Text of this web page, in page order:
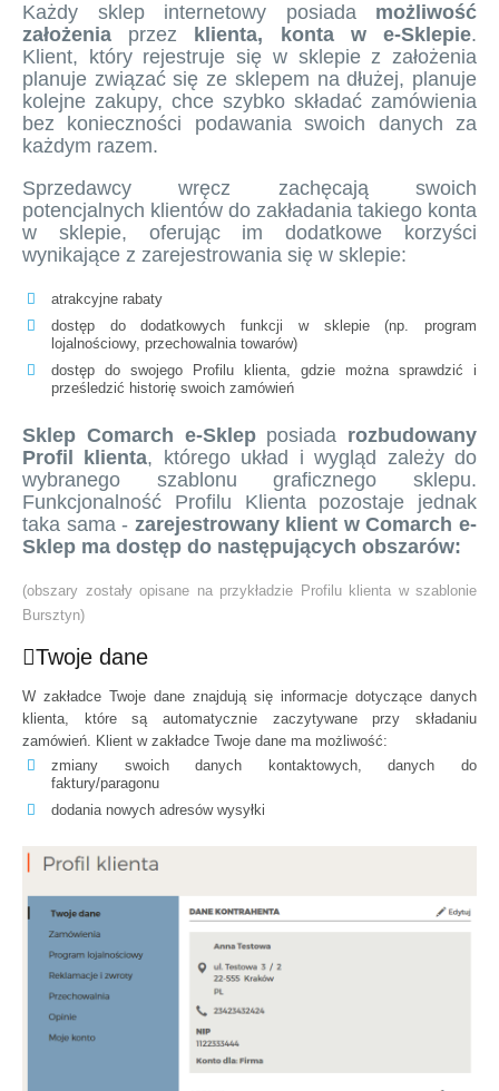
Każdy sklep internetowy posiada możliwość
założenia przez klienta, konta w e-Sklepie.
Klient, który rejestruje się w sklepie z założenia
planuje związać się ze sklepem na dłużej, planuje
kolejne zakupy, chce szybko składać zamówienia
bez konieczności podawania swoich danych za
każdym razem.
Sprzedawcy wręcz zachęcają swoich
potencjalnych klientów do zakładania takiego konta
w sklepie, oferując im dodatkowe korzyści
wynikające z zarejestrowania się w sklepie:
atrakcyjne rabaty
dostęp do dodatkowych funkcji w sklepie (np. program
lojalnościowy, przechowalnia towarów)
dostęp do swojego Profilu klienta, gdzie można sprawdzić i
prześledzić historię swoich zamówień
Sklep Comarch e-Sklepposiada rozbudowany
Profil klienta, którego układ i wygląd zależy do
wybranego szablonu graficznego sklepu.
Funkcjonalność Profilu Klienta pozostaje jednak
taka sama - zarejestrowany klient w Comarch e-
Sklep ma dostęp do następujących obszarów:
(obszary zostały opisane na przykładzie Profilu klienta w szablonie
Bursztyn)
Twoje dane
W zakładce Twoje dane znajdują się informacje dotyczące danych
klienta, które są automatycznie zaczytywane przy składaniu
zamówień. Klient w zakładce Twoje dane ma możliwość:
zmiany swoich danych kontaktowych, danych do
faktury/paragonu
dodania nowych adresów wysyłki